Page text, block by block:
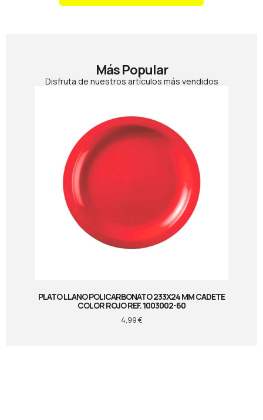
Más Popular
Disfruta de nuestros artículos más vendidos
PLATO LLANO POLICARBONATO 233X24 MM CADETE
COLOR ROJO REF. 1003002-60
4,99€